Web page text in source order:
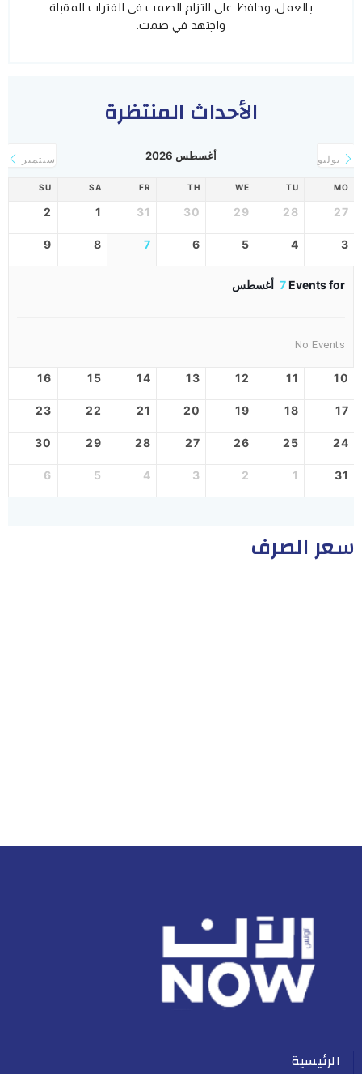
بالعمل، وحافظ على التزام الصمت في الفترات المقبلة
واجتهد في صمت.
الأحداث المنتظرة
يوليو أغسطس 2026 سبتمبر
MO
TU
WE
TH
FR
SA
SU
27
28
29
30
31
1
2
3
4
5
6
7
8
9
Events for
7 أغسطس
No Events
10
11
12
13
14
15
16
17
18
19
20
21
22
23
24
25
26
27
28
29
30
31
1
2
3
4
5
6
سعر الصرف
الرئيسية